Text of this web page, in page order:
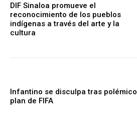
DIF Sinaloa promueve el
reconocimiento de los pueblos
indígenas a través del arte y la
cultura
Infantino se disculpa tras polémico
plan de FIFA